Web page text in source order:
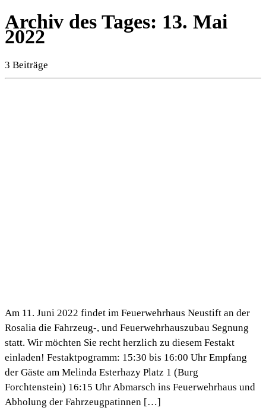
Archiv des Tages: 13. Mai
2022
3 Beiträge
Am 11. Juni 2022 findet im Feuerwehrhaus Neustift an der
Rosalia die Fahrzeug-, und Feuerwehrhauszubau Segnung
statt. Wir möchten Sie recht herzlich zu diesem Festakt
einladen! Festaktpogramm: 15:30 bis 16:00 Uhr Empfang
der Gäste am Melinda Esterhazy Platz 1 (Burg
Forchtenstein) 16:15 Uhr Abmarsch ins Feuerwehrhaus und
Abholung der Fahrzeugpatinnen […]